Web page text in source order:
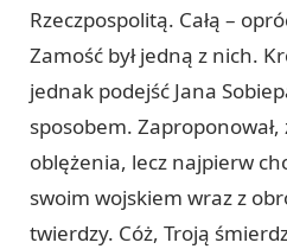
Rzeczpospolitą. Całą –
Zamość był jedną z nich.
jednak podejść Jana
sposobem.
oblężenia, lecz najpierw
swoim wojskiem wraz z
twierdzy. Cóż, Troją